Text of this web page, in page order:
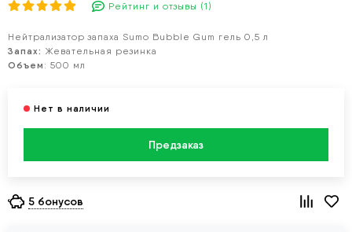
Рейтинг и отзывы (1)
Нейтрализатор запаха Sumo Bubble Gum гель 0,5 л
Запах: Жевательная резинка
Объем : 500 мл
Предзаказ
5 бонусов